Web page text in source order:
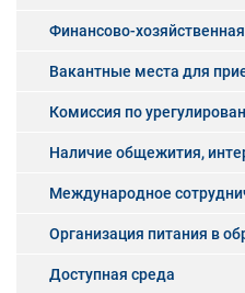
Финансово-
Вакантные места для
Комиссия по
Наличие общежития,
Международное
Организация питания в
Доступная среда